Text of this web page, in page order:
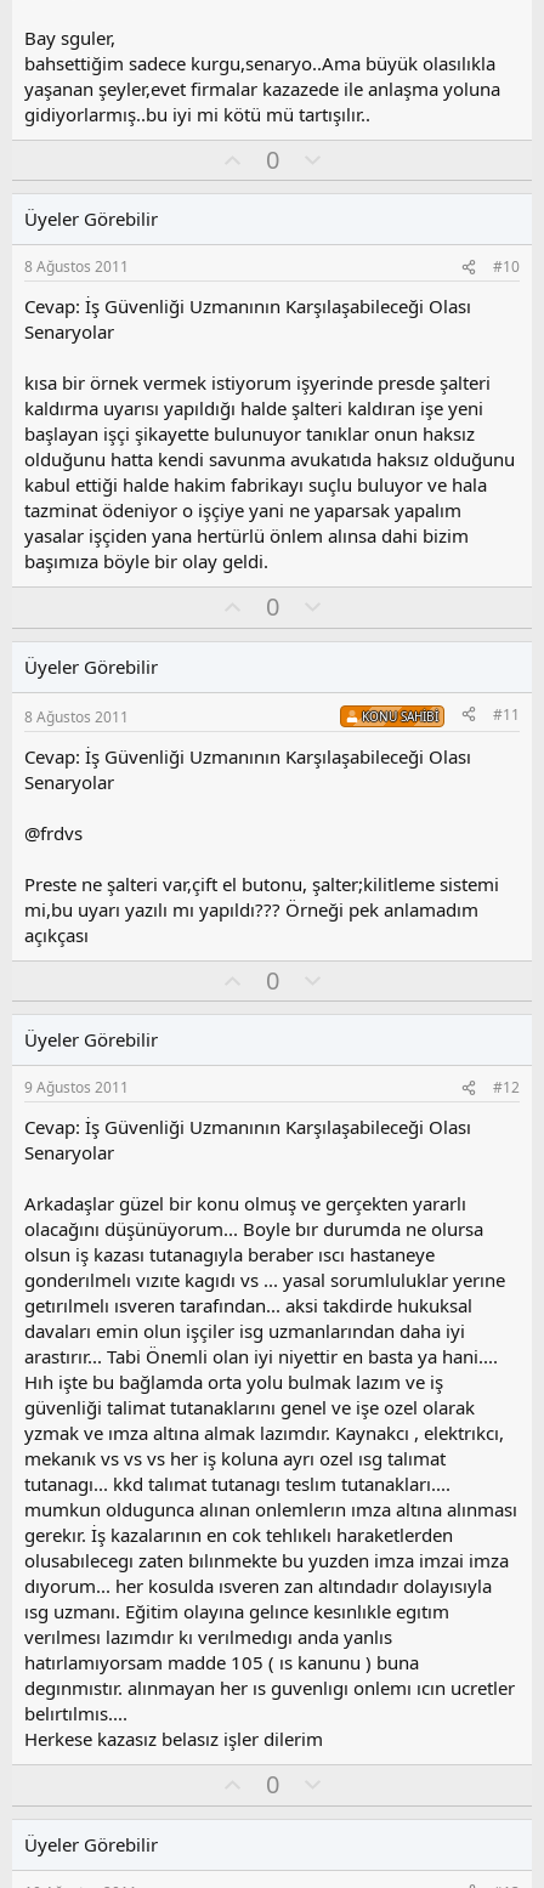
a
Bay sguler,
bahsettiğim sadece kurgu,senaryo..Ama büyük olasılıkla
yaşanan şeyler,evet firmalar kazazede ile anlaşma yoluna
gidiyorlarmış..bu iyi mi kötü mü tartışılır..
y
0
l
s
u
z
l
a
Üyeler Görebilir
8 Ağustos 2011 #10
Cevap: İş Güvenliği Uzmanının Karşılaşabileceği Olası
Senaryolar
kısa bir örnek vermek istiyorum işyerinde presde şalteri
kaldırma uyarısı yapıldığı halde şalteri kaldıran işe yeni
başlayan işçi şikayette bulunuyor tanıklar onun haksız
olduğunu hatta kendi savunma avukatıda haksız olduğunu
kabul ettiği halde hakim fabrikayı suçlu buluyor ve hala
tazminat ödeniyor o işçiye yani ne yaparsak yapalım
yasalar işçiden yana hertürlü önlem alınsa dahi bizim
başımıza böyle bir olay geldi.
y
0
l
s
u
z
Üyeler Görebilir
8 Ağustos 2011 KONU SAHIBI #11
Cevap: İş Güvenliği Uzmanının Karşılaşabileceği Olası
Senaryolar
@frdvs
Preste ne şalteri var,çift el butonu, şalter;kilitleme sistemi
mi,bu uyarı yazılı mı yapıldı??? Örneği pek anlamadım
açıkçası
y
0
l
s
u
z
l
a
Üyeler Görebilir
9 Ağustos 2011 #12
Cevap: İş Güvenliği Uzmanının Karşılaşabileceği Olası
Senaryolar
Arkadaşlar güzel bir konu olmuş ve gerçekten yararlı
olacağını düşünüyorum... Boyle bır durumda ne olursa
olsun iş kazası tutanagıyla beraber ıscı hastaneye
gonderılmelı vızıte kagıdı vs ... yasal sorumluluklar yerıne
getırılmelı ısveren tarafından... aksi takdirde hukuksal
davaları emin olun işçiler isg uzmanlarından daha iyi
arastırır... Tabi Önemli olan iyi niyettir en basta ya hani....
Hıh işte bu bağlamda orta yolu bulmak lazım ve iş
güvenliği talimat tutanaklarını genel ve işe ozel olarak
yzmak ve ımza altına almak lazımdır. Kaynakcı , elektrıkcı,
mekanık vs vs vs her iş koluna ayrı ozel ısg talımat
tutanagı... kkd talımat tutanagı teslım tutanakları....
mumkun oldugunca alınan onlemlerın ımza altına alınması
gerekır. İş kazalarının en cok tehlıkelı haraketlerden
olusabılecegı zaten bılınmekte bu yuzden imza imzai imza
dıyorum... her kosulda ısveren zan altındadır dolayısıyla
ısg uzmanı. Eğitim olayına gelınce kesınlıkle egıtım
verılmesı lazımdır kı verılmedıgı anda yanlıs
hatırlamıyorsam madde 105 ( ıs kanunu ) buna
degınmıstır. alınmayan her ıs guvenlıgı onlemı ıcın ucretler
belırtılmıs....
Herkese kazasız belasız işler dilerim
y
0
l
s
Üyeler Görebilir